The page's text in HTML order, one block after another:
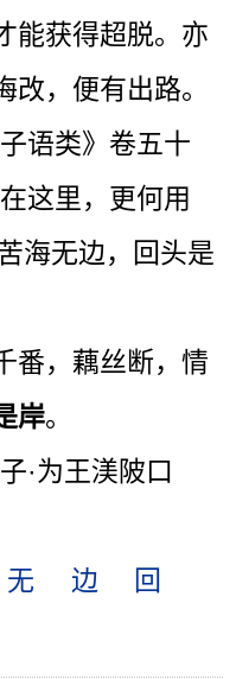
能获得超脱。亦
，便有出路。
语类》卷五十
这里，更何用
海无边，回头是
番，藕丝断，情
岸。
·为王渼陂口
无 边
回